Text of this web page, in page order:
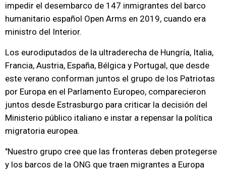
impedir el desembarco de 147 inmigrantes del barco
humanitario español Open Arms en 2019, cuando era
ministro del Interior.
Los eurodiputados de la ultraderecha de Hungría, Italia,
Francia, Austria, España, Bélgica y Portugal, que desde
este verano conforman juntos el grupo de los Patriotas
por Europa en el Parlamento Europeo, comparecieron
juntos desde Estrasburgo para criticar la decisión del
Ministerio público italiano e instar a repensar la política
migratoria europea.
"Nuestro grupo cree que las fronteras deben protegerse
y los barcos de la ONG que traen migrantes a Europa